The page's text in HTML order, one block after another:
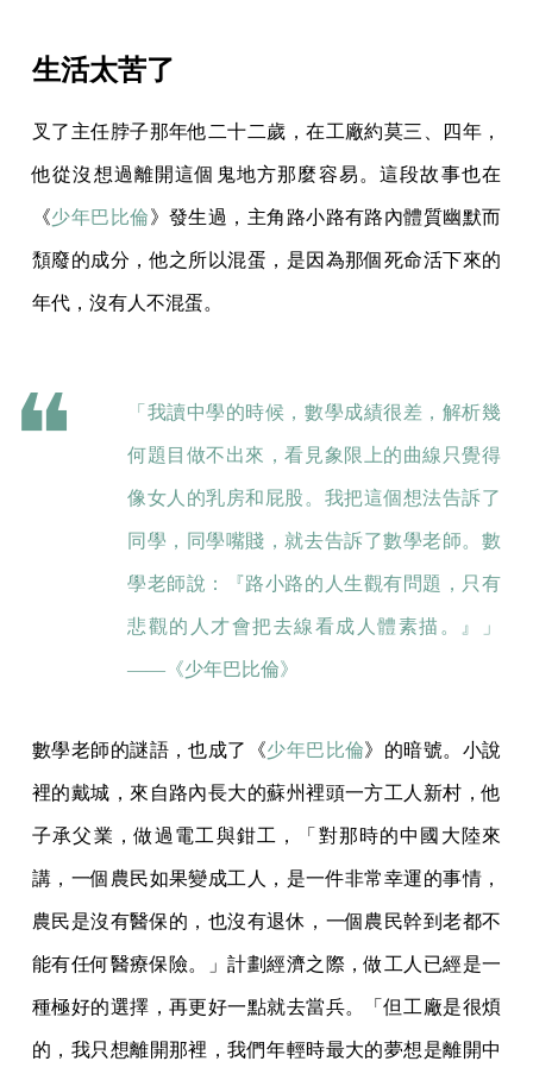
生活太苦了
叉了主任脖子那年他二十二歲，在工廠約莫三、四年，
他從沒想過離開這個鬼地方那麼容易。這段故事也在
《少年巴比倫》發生過，主角路小路有路內體質幽默而
頹廢的成分，他之所以混蛋，是因為那個死命活下來的
年代，沒有人不混蛋。
「我讀中學的時候，數學成績很差，解析幾
何題目做不出來，看見象限上的曲線只覺得
像女人的乳房和屁股。我把這個想法告訴了
同學，同學嘴賤，就去告訴了數學老師。數
學老師說：『路小路的人生觀有問題，只有
悲觀的人才會把去線看成人體素描。』」
——《少年巴比倫》
數學老師的謎語，也成了《少年巴比倫》的暗號。小說
裡的戴城，來自路內長大的蘇州裡頭一方工人新村，他
子承父業，做過電工與鉗工，「對那時的中國大陸來
講，一個農民如果變成工人，是一件非常幸運的事情，
農民是沒有醫保的，也沒有退休，一個農民幹到老都不
能有任何醫療保險。」計劃經濟之際，做工人已經是一
種極好的選擇，再更好一點就去當兵。「但工廠是很煩
的，我只想離開那裡，我們年輕時最大的夢想是離開中